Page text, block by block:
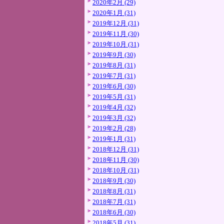
2020年2月 (29)
2020年1月 (31)
2019年12月 (31)
2019年11月 (30)
2019年10月 (31)
2019年9月 (30)
2019年8月 (31)
2019年7月 (31)
2019年6月 (30)
2019年5月 (31)
2019年4月 (32)
2019年3月 (32)
2019年2月 (28)
2019年1月 (31)
2018年12月 (31)
2018年11月 (30)
2018年10月 (31)
2018年9月 (30)
2018年8月 (31)
2018年7月 (31)
2018年6月 (30)